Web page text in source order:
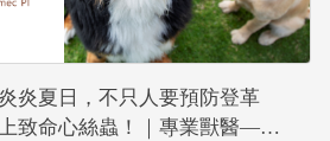
炎夏日，不只人要預防登革
致命心絲蟲！｜專業獸醫—黃